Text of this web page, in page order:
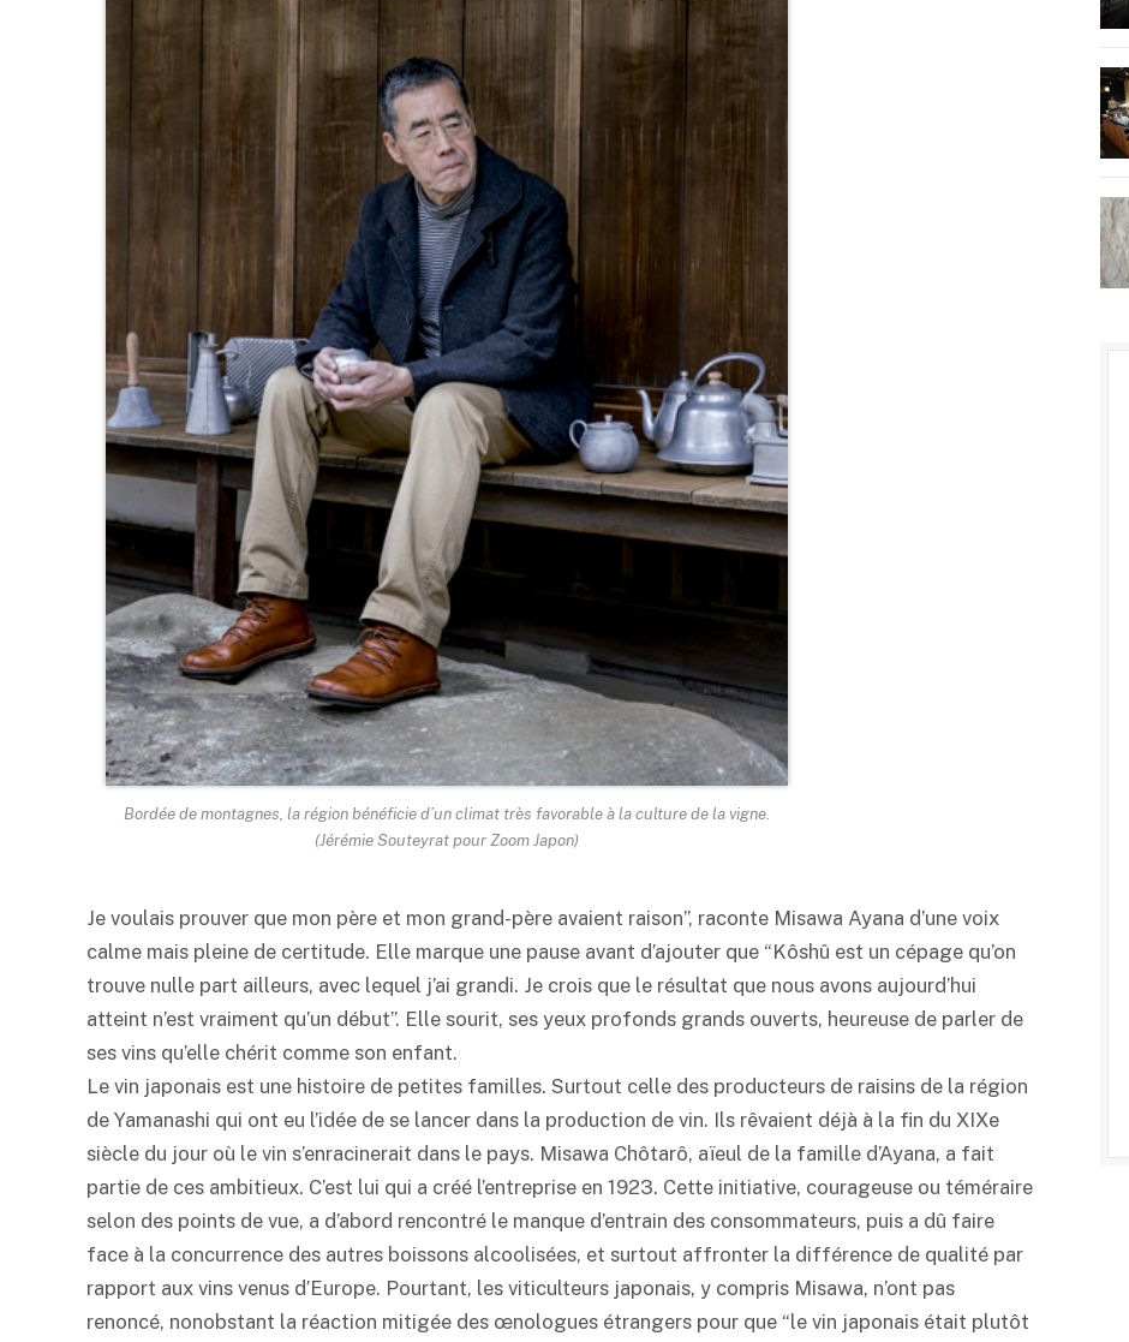
Bordée de montagnes, la région bénéficie d’un climat très favorable à la culture de la vigne.
(Jérémie Souteyrat pour Zoom Japon)
Je voulais prouver que mon père et mon grand-père avaient raison”, raconte Misawa Ayana d’une voix
calme mais pleine de certitude. Elle marque une pause avant d’ajouter que “Kôshû est un cépage qu’on
trouve nulle part ailleurs, avec lequel j’ai grandi. Je crois que le résultat que nous avons aujourd’hui
atteint n’est vraiment qu’un début”. Elle sourit, ses yeux profonds grands ouverts, heureuse de parler de
ses vins qu’elle chérit comme son enfant.
Le vin japonais est une histoire de petites familles. Surtout celle des producteurs de raisins de la région
de Yamanashi qui ont eu l’idée de se lancer dans la production de vin. Ils rêvaient déjà à la fin du XIXe
siècle du jour où le vin s’enracinerait dans le pays. Misawa Chôtarô, aïeul de la famille d’Ayana, a fait
partie de ces ambitieux. C’est lui qui a créé l’entreprise en 1923. Cette initiative, courageuse ou téméraire
selon des points de vue, a d’abord rencontré le manque d’entrain des consommateurs, puis a dû faire
face à la concurrence des autres boissons alcoolisées, et surtout affronter la différence de qualité par
rapport aux vins venus d’Europe. Pourtant, les viticulteurs japonais, y compris Misawa, n’ont pas
renoncé, nonobstant la réaction mitigée des œnologues étrangers pour que “le vin japonais était plutôt